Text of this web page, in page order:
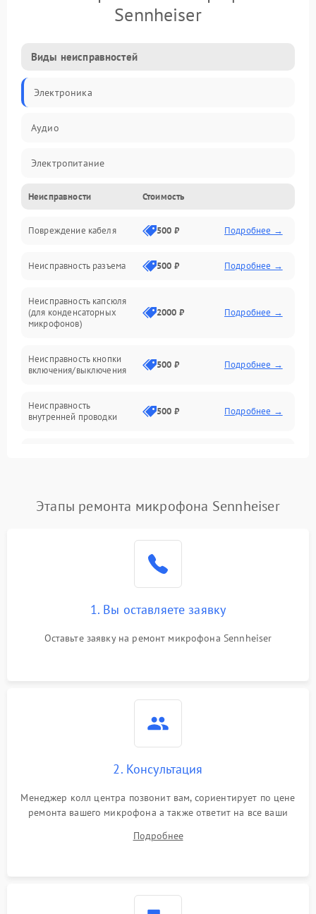
Sennheiser
Виды неисправностей
Электроника
Аудио
Электропитание
Интерфейсы
Капсюль
Механические повреждения
Аксессуары
Неисправности Стоимость
Повреждение кабеля 500 ₽ Подробнее →
Неисправность разъема 500 ₽ Подробнее →
Неисправность капсюля
(для конденсаторных
микрофонов)
2000 ₽ Подробнее →
Неисправность кнопки
включения/выключения
500 ₽ Подробнее →
Неисправность
внутренней проводки
500 ₽ Подробнее →
Поломка батарейного
отсека (для беспроводных
1000 ₽ Подробнее →
1000 ₽
Неисправность модуля
беспроводных
Этапы ремонта микрофона Sennheiser
1. Вы оставляете заявку
Оставьте заявку на ремонт микрофона Sennheiser
2. Консультация
Менеджер колл центра позвонит вам, сориентирует по цене
ремонта вашего микрофона а также ответит на все ваши
Подробнее